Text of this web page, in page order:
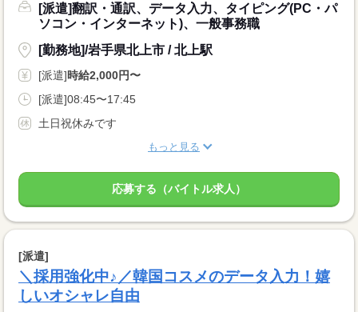
[派遣]翻訳・通訳、データ入力、タイピング(PC・パ
ソコン・インターネット)、一般事務職
[勤務地]/岩手県北上市 / 北上駅
[派遣]時給2,000円〜
[派遣]08:45〜17:45
土日祝休みです
もっと見る
応募する（バイトル求人）
[派遣]
＼採用強化中♪／韓国コスメのデータ入力！嬉
しいオシャレ自由